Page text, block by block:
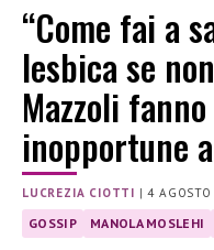
“Come fai a
lesbica se
Mazzoli
inopportune
LUCREZIA CIOTTI |4
GOSSIP MANOLA MOSLEHI